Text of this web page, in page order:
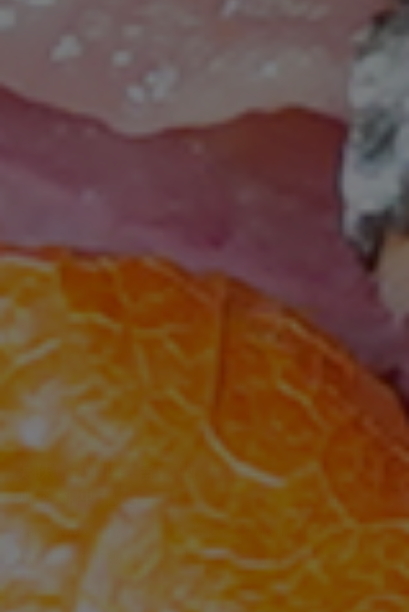
美味い料理と旨い酒
四季料理 亀山
産地から直送される海の幸、南信州の自然に育まれた山の幸、
季節に合わせた旬の味をご堪能ください